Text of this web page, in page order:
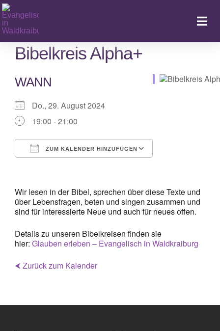
Zum
Inhalt
springen
Bibelkreis Alpha+
WANN
Do., 29. August 2024
19:00 - 21:00
ZUM KALENDER HINZUFÜGEN
Wir lesen in der Bibel, sprechen über diese Texte und
über Lebensfragen, beten und singen zusammen und
sind für interessierte Neue und auch für neues offen.
Details zu unseren Bibelkreisen finden sie
hier: Glauben erleben – Evangelisch in Waldkraiburg
⮜ Zurück zum Kalender